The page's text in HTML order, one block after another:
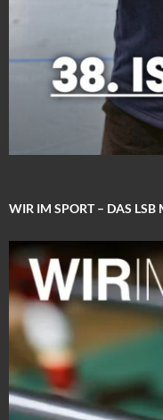
WIR IM SPORT – DAS